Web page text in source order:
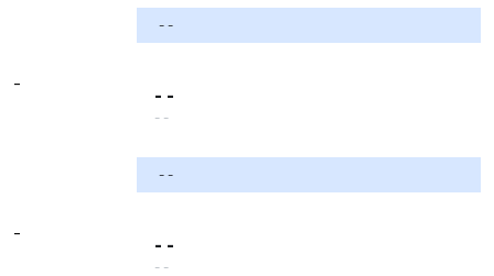
- -
-
- -
- -
- -
-
- -
- -